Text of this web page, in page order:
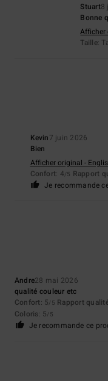
Stuart8
Bonne
Afficher
Taille:
Kevin 7 juin 2026
Bien
Afficher original -
Confort: 4/5 Rapport
Je recommande
Andre28 mai 2026
qualité couleur etc
Confort: 5/5 Rapport
Coloris: 5/5
Je recommande ce